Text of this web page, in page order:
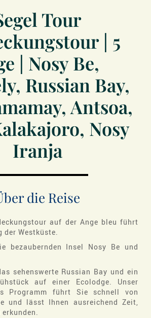
Tour
| 5
| Nosy Be,
Russian Bay,
Antsoa,
Nosy
Iranja
die Reise
auf der Ange bleu führt
der Westküste.
bezaubernden Insel Nosy Be und
sehenswerte Russian Bay und ein
auf einer Ecolodge. Unser
Programm führt Sie schnell von
und lässt Ihnen ausreichend Zeit,